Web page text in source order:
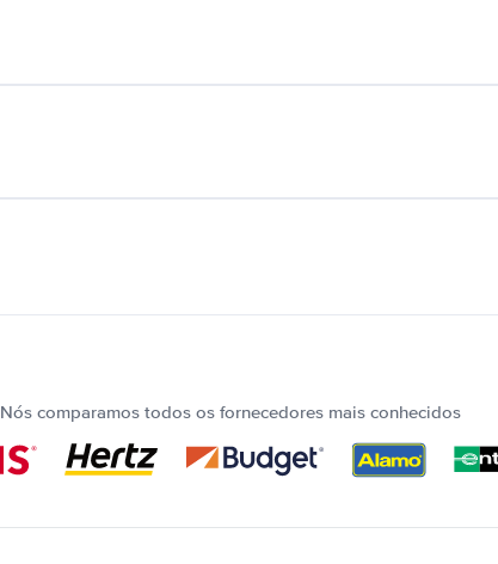
Nós comparamos todos os fornecedores mais conhecidos